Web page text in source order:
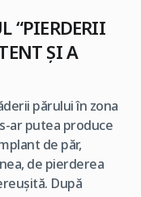
“PIERDERII
ŞI A
părului în zona
ar putea produce
de păr,
de pierderea
După